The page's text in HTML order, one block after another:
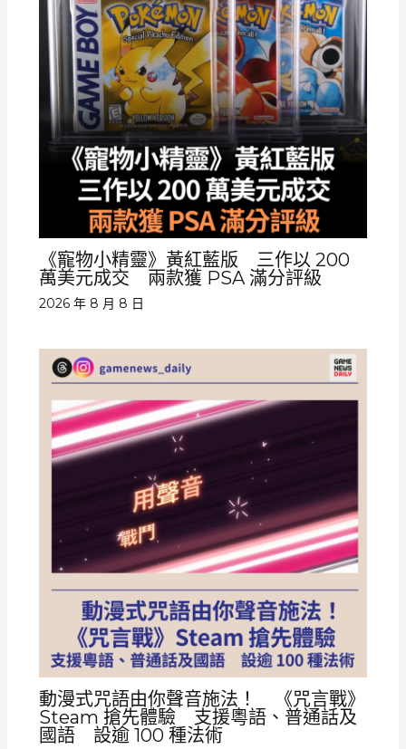
《寵物小精靈》黃紅藍版 三作以 200
萬美元成交 兩款獲 PSA 滿分評級
2026 年 8 月 8 日
動漫式咒語由你聲音施法！ 《咒言戰》
Steam 搶先體驗 支援粵語、普通話及
國語 設逾 100 種法術